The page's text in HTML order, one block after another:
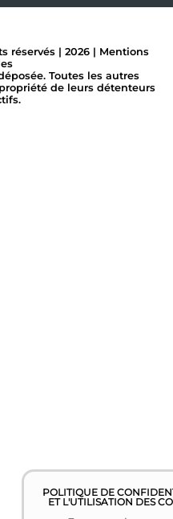
POLITIQUE DE
ET L'UTILISATION DES
réservés | 2026 | Mentions
Toutes les autres
de leurs détenteurs